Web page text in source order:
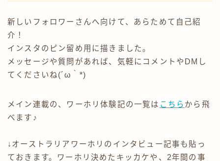
新しいフォロワーさんへ向けて、あらためて自己紹
介！
インスタのピン留め用に描きました。
メッセージや質問があれば、気軽にコメントやDMし
てくださいね(´ω｀*)
メイン連載の、ワーホリ体験記の一覧は こちら から飛
べます♪
↓オーストラリアワーホリのインタビュー記事も貼っ
ておきます。ワーホリ決めたキッカケや、2年間の事